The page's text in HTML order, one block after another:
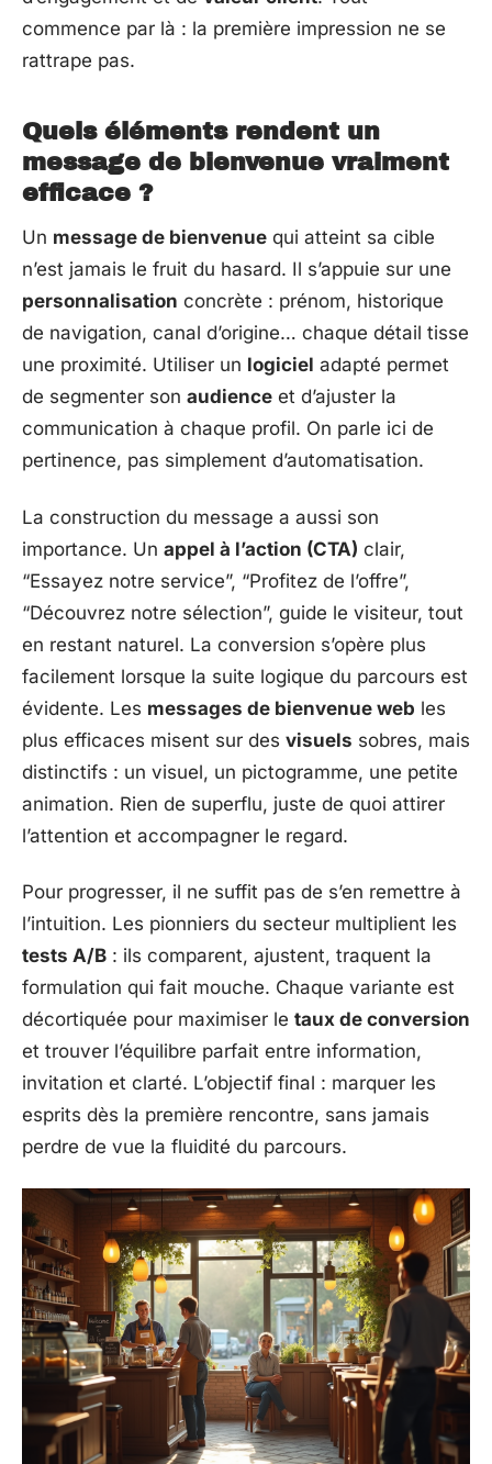
commence par là : la première impression ne se
rattrape pas.
Quels éléments rendent un
message de bienvenue vraiment
efficace ?
Un message de bienvenue qui atteint sa cible
n’est jamais le fruit du hasard. Il s’appuie sur une
personnalisation concrète : prénom, historique
de navigation, canal d’origine… chaque détail tisse
une proximité. Utiliser un logiciel adapté permet
de segmenter son audience et d’ajuster la
communication à chaque profil. On parle ici de
pertinence, pas simplement d’automatisation.
La construction du message a aussi son
importance. Un appel à l’action (CTA) clair,
“Essayez notre service”, “Profitez de l’offre”,
“Découvrez notre sélection”, guide le visiteur, tout
en restant naturel. La conversion s’opère plus
facilement lorsque la suite logique du parcours est
évidente. Les messages de bienvenue web les
plus efficaces misent sur des visuels sobres, mais
distinctifs : un visuel, un pictogramme, une petite
animation. Rien de superflu, juste de quoi attirer
l’attention et accompagner le regard.
Pour progresser, il ne suffit pas de s’en remettre à
l’intuition. Les pionniers du secteur multiplient les
tests A/B : ils comparent, ajustent, traquent la
formulation qui fait mouche. Chaque variante est
décortiquée pour maximiser le taux de conversion
et trouver l’équilibre parfait entre information,
invitation et clarté. L’objectif final : marquer les
esprits dès la première rencontre, sans jamais
perdre de vue la fluidité du parcours.